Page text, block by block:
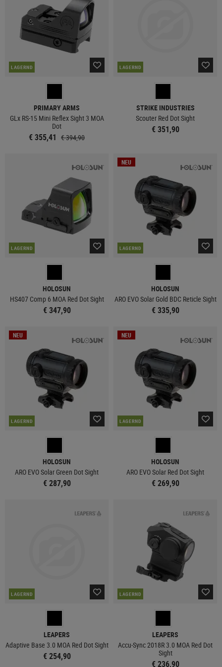
LAGERND
PRIMARY ARMS
GLx RS-15 Mini Reflex Sight 3 MOA
Dot
€ 355,41 € 394,90
LAGERND
STRIKE INDUSTRIES
Scouter Red Dot Sight
€ 351,90
LAGERND
HOLOSUN
HS407 Comp 6 MOA Red Dot Sight
€ 347,90
NEU
LAGERND
HOLOSUN
ARO EVO Solar Gold BDC Reticle Sight
€ 335,90
NEU
LAGERND
HOLOSUN
ARO EVO Solar Green Dot Sight
€ 287,90
NEU
LAGERND
HOLOSUN
ARO EVO Solar Red Dot Sight
€ 269,90
LAGERND
LEAPERS
Adaptive Base 3.0 MOA Red Dot Sight
€ 254,90
LAGERND
LEAPERS
Accu-Sync 2018R 3.0 MOA Red Dot
Sight
€ 236,90